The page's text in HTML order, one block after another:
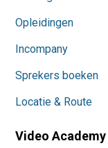
Opleidingen
Incompany
Sprekers boeken
Locatie & Route
Video Academy